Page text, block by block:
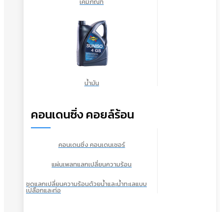
น้ำมัน
คอนเดนซิ่ง คอยล์ร้อน
คอนเดนซิ่ง คอนเดนเซอร์
แผ่นเพลทแลกเปลี่ยนความร้อน
ชุดแลกเปลี่ยนความร้อนด้วยน้ำและน้ำทะเลแบบ
เปลือกและท่อ